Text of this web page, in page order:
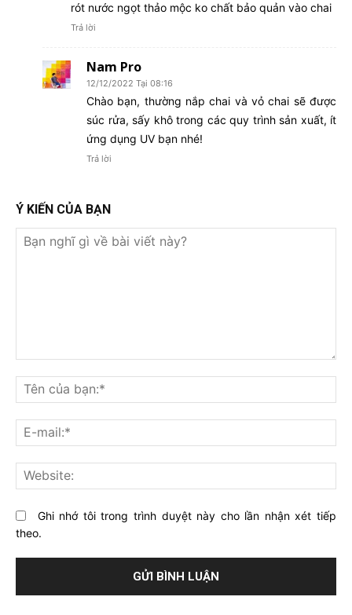
rót nước ngọt thảo mộc ko chất bảo quản vào chai
Trả lời
Nam Pro
12/12/2022 Tại 08:16
Chào bạn, thường nắp chai và vỏ chai sẽ được
súc rửa, sấy khô trong các quy trình sản xuất, ít
ứng dụng UV bạn nhé!
Trả lời
Ý KIẾN CỦA BẠN
nghĩ
gì
về
bài
viết
này?
Ghi nhớ tôi trong trình duyệt này cho lần nhận xét tiếp
theo.